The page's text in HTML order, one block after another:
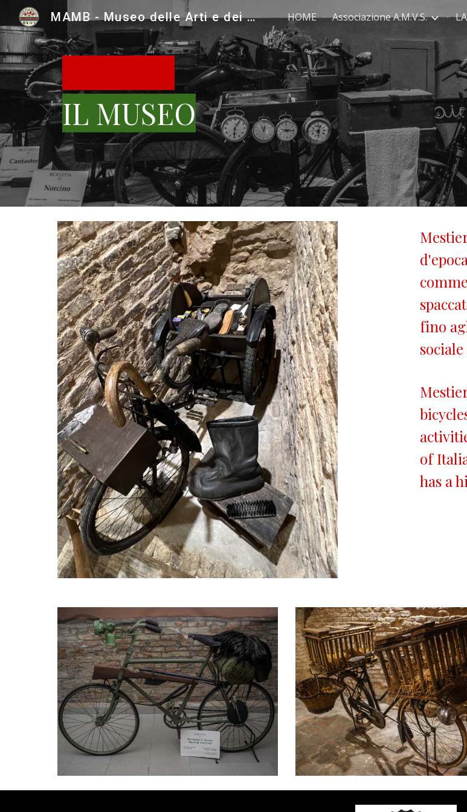
Skip to main content
MAMB - Museo delle Arti e dei Mestieri in Bicicletta HOME Associazione A.M.V.S.
LAAAAA
IL MUSEO
fino
of
has a